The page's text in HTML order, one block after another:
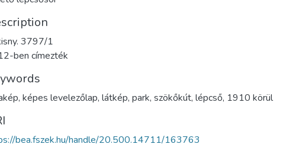
3797/1
ben címezték
, képes levelezőlap, látkép, park, szökőkút, lépcső, 1910 körül
bea.fszek.hu/handle/20.500.14711/163763